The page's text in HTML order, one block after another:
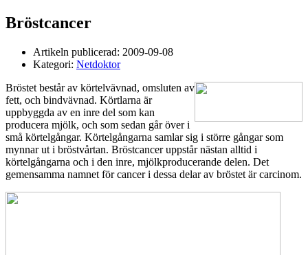
Bröstcancer
Artikeln publicerad: 2009-09-08
Kategori: Netdoktor
Bröstet består av körtelvävnad, omsluten av
fett, och bindvävnad. Körtlarna är
uppbyggda av en inre del som kan
producera mjölk, och som sedan går över i
små körtelgångar. Körtelgångarna samlar sig i större gångar som
mynnar ut i bröstvårtan. Bröstcancer uppstår nästan alltid i
körtelgångarna och i den inre, mjölkproducerande delen. Det
gemensamma namnet för cancer i dessa delar av bröstet är carcinom.